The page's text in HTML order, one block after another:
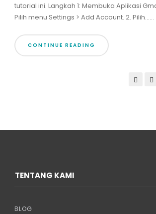
tutorial ini. Langkah 1: Membuka Aplikasi
Pilih menu Settings > Add Account. 2. Pilih......
CONTINUE READING
TENTANG KAMI
BLOG